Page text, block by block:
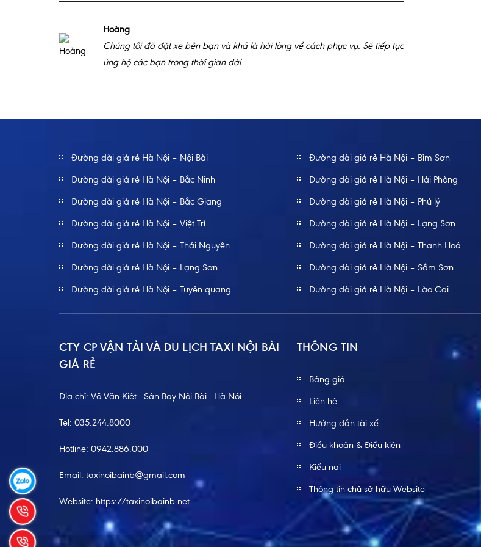
Hoàng
Chúng tôi đã đặt xe bên bạn và khá là hài lòng về cách phục vụ. Sẽ tiếp tục
ủng hộ các bạn trong thời gian dài
Đường dài giá rẻ Hà Nội – Nội Bài
Đường dài giá rẻ Hà Nội – Bắc Ninh
Đường dài giá rẻ Hà Nội – Bắc Giang
Đường dài giá rẻ Hà Nội – Việt Trì
Đường dài giá rẻ Hà Nội – Thái Nguyên
Đường dài giá rẻ Hà Nội – Lạng Sơn
Đường dài giá rẻ Hà Nội – Tuyên quang
Đường dài giá rẻ Hà Nội – Bỉm Sơn
Đường dài giá rẻ Hà Nội – Hải Phòng
Đường dài giá rẻ Hà Nội – Phủ lý
Đường dài giá rẻ Hà Nội – Lạng Sơn
Đường dài giá rẻ Hà Nội – Thanh Hoá
Đường dài giá rẻ Hà Nội – Sầm Sơn
Đường dài giá rẻ Hà Nội – Lào Cai
CTY CP VẬN TẢI VÀ DU LỊCH TAXI NỘI BÀI
GIÁ RẺ
Địa chỉ: Võ Văn Kiệt - Sân Bay Nội Bài - Hà Nội
Tel: 035.244.8000
Hotline: 0942.886.000
Email: taxinoibainb@gmail.com
Website: https://taxinoibainb.net
THÔNG TIN
Bảng giá
Liên hệ
Hướng dẫn tài xế
Điều khoản & Điều kiện
Kiếu nại
Thông tin chủ sở hữu Website